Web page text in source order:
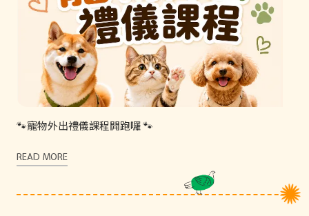
🐾寵物外出禮儀課程開跑囉 🐾
READ MORE